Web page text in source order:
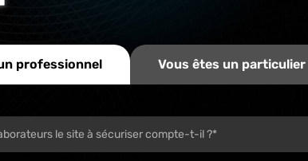
professionnel Vous êtes un particulier